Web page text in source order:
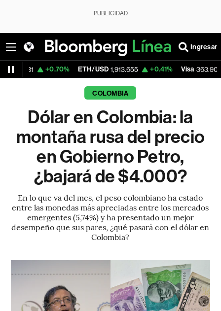
PUBLICIDAD
Ingresar
+0.70% ETH/USD 1,913.655 +0.41% Visa 363.90 -1.77%
COLOMBIA
Dólar en Colombia: la
montaña rusa del precio
en Gobierno Petro,
¿bajará de $4.000?
En lo que va del mes, el peso colombiano ha estado
entre las monedas más apreciadas entre los mercados
emergentes (5,74%) y ha presentado un mejor
desempeño que sus pares, ¿qué pasará con el dólar en
Colombia?